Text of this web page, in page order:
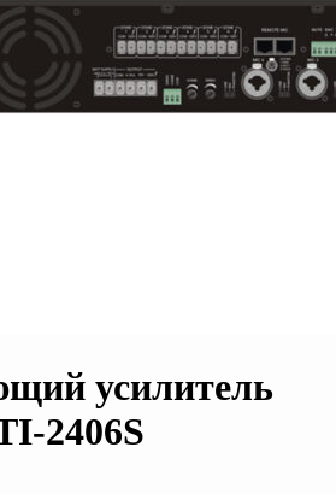
усилитель
2406S